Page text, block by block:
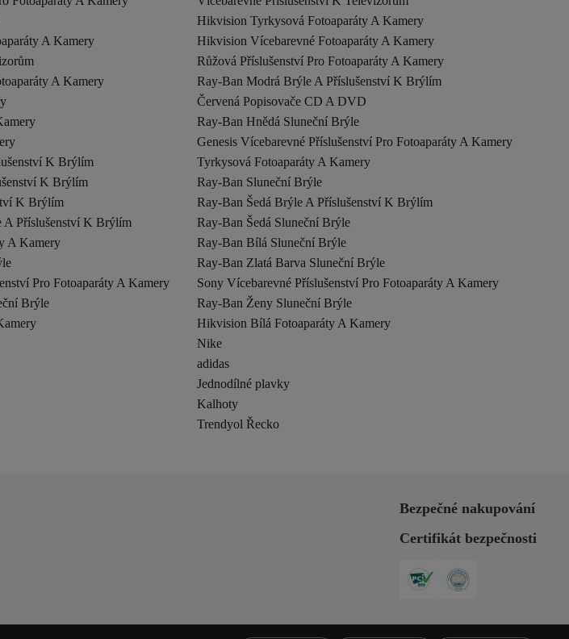
Hikvision Tyrkysová Fotoaparáty A Kamery
A Kamery
Hikvision Vícebarevné Fotoaparáty A Kamery
Růžová Příslušenství Pro Fotoaparáty A Kamery
A Kamery
Ray-Ban Modrá Brýle A Příslušenství K Brýlím
Červená Popisovače CD A DVD
Ray-Ban Hnědá Sluneční Brýle
Genesis Vícebarevné Příslušenství Pro Fotoaparáty A Kamery
K Brýlím
Tyrkysová Fotoaparáty A Kamery
K Brýlím
Ray-Ban Sluneční Brýle
K Brýlím
Ray-Ban Šedá Brýle A Příslušenství K Brýlím
A Příslušenství K Brýlím
Ray-Ban Šedá Sluneční Brýle
A Kamery
Ray-Ban Bílá Sluneční Brýle
Ray-Ban Zlatá Barva Sluneční Brýle
Pro Fotoaparáty A Kamery
Sony Vícebarevné Příslušenství Pro Fotoaparáty A Kamery
Brýle
Ray-Ban Ženy Sluneční Brýle
Hikvision Bílá Fotoaparáty A Kamery
Nike
adidas
Jednodílné plavky
Kalhoty
Trendyol Řecko
Bezpečné nakupování
Certifikát bezpečnosti